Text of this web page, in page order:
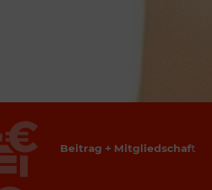
Beitrag + Mitgliedschaft